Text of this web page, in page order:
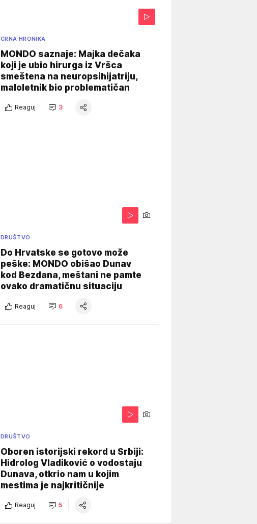
CRNA HRONIKA
MONDO saznaje: Majka dečaka
koji je ubio hirurga iz Vršca
smeštena na neuropsihijatriju,
maloletnik bio problematičan
Reaguj 3
DRUŠTVO
Do Hrvatske se gotovo može
peške: MONDO obišao Dunav
kod Bezdana, meštani ne pamte
ovako dramatičnu situaciju
Reaguj 6
DRUŠTVO
Oboren istorijski rekord u Srbiji:
Hidrolog Vladiković o vodostaju
Dunava, otkrio nam u kojim
mestima je najkritičnije
Reaguj 5